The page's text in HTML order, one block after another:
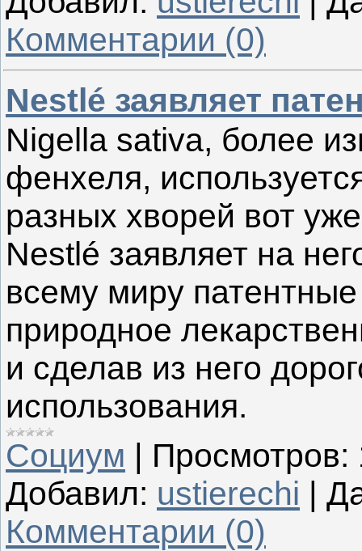
Комментарии (0)
Nestlé заявляет
Nigella sativa, более
фенхеля,
разных хворей вот
Nestlé заявляет на
всему миру патентные
природное
и сделав из него
использования.
Социум | Просмотров:
Добавил: ustierechi |
Комментарии (0)